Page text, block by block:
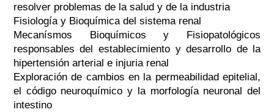
resolver problemas de la salud y de la industria
Fisiología y Bioquímica del sistema renal
Mecanísmos Bioquímicos y Fisiopatológicos
responsables del establecimiento y desarrollo de la
hipertensión arterial e injuria renal
Exploración de cambios en la permeabilidad epitelial,
el código neuroquímico y la morfología neuronal del
intestino